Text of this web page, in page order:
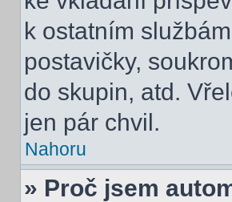
k ostatním
postavičky,
do skupin, atd.
jen pár chvil.
Nahoru
» Proč jsem